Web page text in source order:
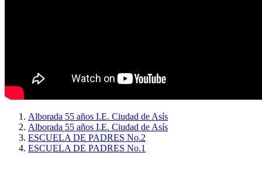
Alborada 55 años I.E. Ciudad de Asís
Alborada 55 años I.E. Ciudad de Asís
ESCUELA DE PADRES No.2
ESCUELA DE PADRES No.1